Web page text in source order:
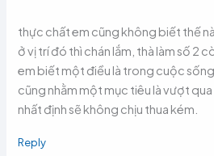
thực chất em cũng không biết thế
ở vị trí đó thì chán lắm, thà làm số 2
em biết một điều là trong cuộc
cũng nhằm một mục tiêu là vượt
nhất định sẽ không chịu thua kém.
Reply